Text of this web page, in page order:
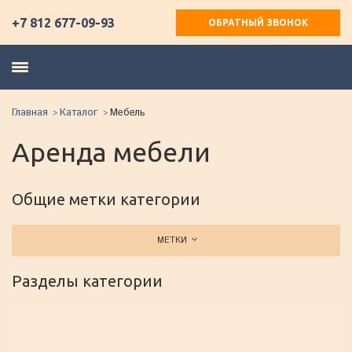
+7 812 677-09-93 ОБРАТНЫЙ ЗВОНОК
Главная Каталог Мебель
Аренда мебели
Общие метки категории
МЕТКИ
Разделы категории